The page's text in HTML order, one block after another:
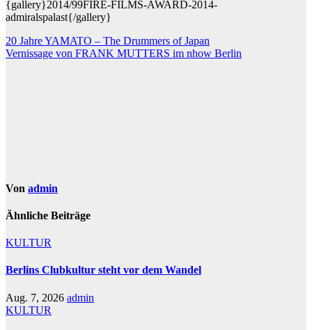
{gallery}2014/99FIRE-FILMS-AWARD-2014-
admiralspalast{/gallery}
Beitragsnavigation
20 Jahre YAMATO – The Drummers of Japan
Vernissage von FRANK MUTTERS im nhow Berlin
Von admin
Ähnliche Beiträge
KULTUR
Berlins Clubkultur steht vor dem Wandel
Aug. 7, 2026 admin
KULTUR